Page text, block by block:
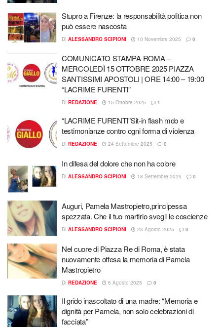
Stupro a Firenze: la responsabilità politica non
può essere nascosta
DI ALESSANDRO SCIPIONI 10 Novembre 2025 0
COMUNICATO STAMPA ROMA –
MERCOLEDÌ 15 OTTOBRE 2025 PIAZZA
SANTISSIMI APOSTOLI | ORE 14:00 – 19:00
“LACRIME FURENTI”
DI REDAZIONE 15 Ottobre 2025 1
“LACRIME FURENTI”Sit-in flash mob e
testimonianze contro ogni forma di violenza
DI REDAZIONE 24 Settembre 2025 0
In difesa del dolore che non ha colore
DI ALESSANDRO SCIPIONI 18 Settembre 2025 0
Auguri, Pamela Mastropietro,principessa
spezzata. Che il tuo martirio svegli le coscienze
DI ALESSANDRO SCIPIONI 23 Agosto 2025 0
Nel cuore di Piazza Re di Roma, è stata
nuovamente offesa la memoria di Pamela
Mastropietro
DI REDAZIONE 6 Agosto 2025 0
Il grido inascoltato di una madre: “Memoria e
dignità per Pamela, non solo celebrazioni di
facciata”